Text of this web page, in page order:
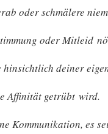
oder schmälere
oder Mitleid
hinsichtlich deiner
Affinität getrübt wird.
Kommunikation, es